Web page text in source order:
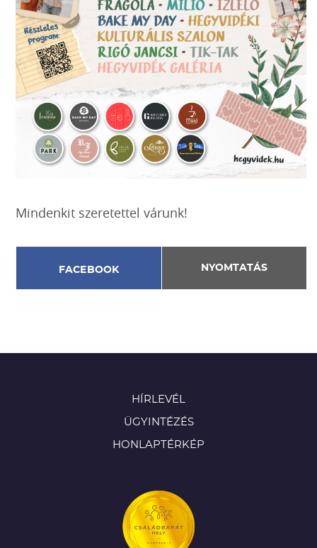
Mindenkit szeretettel várunk!
FACEBOOK NYOMTATÁS
HÍRLEVÉL
ÜGYINTÉZÉS
HONLAPTÉRKÉP